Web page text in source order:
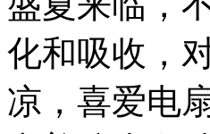
化和吸收，
凉，喜爱电